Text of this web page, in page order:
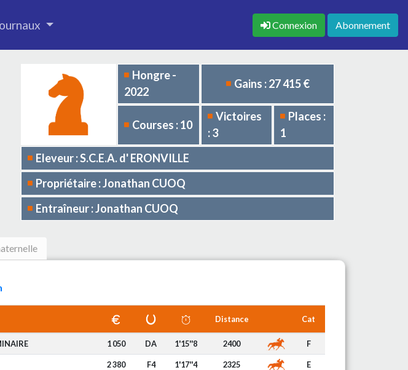
Connexion Abonnement
Hongre -
2022
Gains : 27 415 €
Courses : 10
Victoires
: 3
Places :
1
Eleveur : S.C.E.A. d' ERONVILLE
Propriétaire : Jonathan CUOQ
Entraîneur : Jonathan CUOQ
Distance Cat
1 050 DA 1'15''8 2400 F
2 380 F4 1'17''4 2325 E